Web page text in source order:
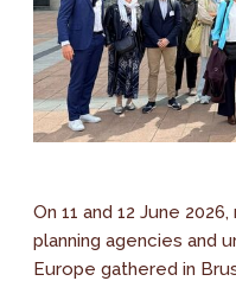
On 11 and 12 June
planning agencies and
Europe gathered in